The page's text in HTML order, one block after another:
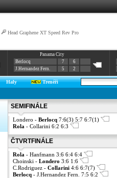
Head Graphene XT Speed Rev Pro
Panama City
Berlocq
7
6
J.Hernandez Fern.
5 2
Haly Trenéři
SEMIFINÁLE
Londero - Berlocq 7:6(3) 5:7 6:7(1)
Rola - Collarini 6:2 6:3
ČTVRTFINÁLE
Rola - Hanfmann 3:6 6:4 6:4
Choinski - Londero 3:6 1:6
C.Rodriguez - Collarini 4:6 6:7(7)
Berlocq - J.Hernandez Fern. 7:5 6:2